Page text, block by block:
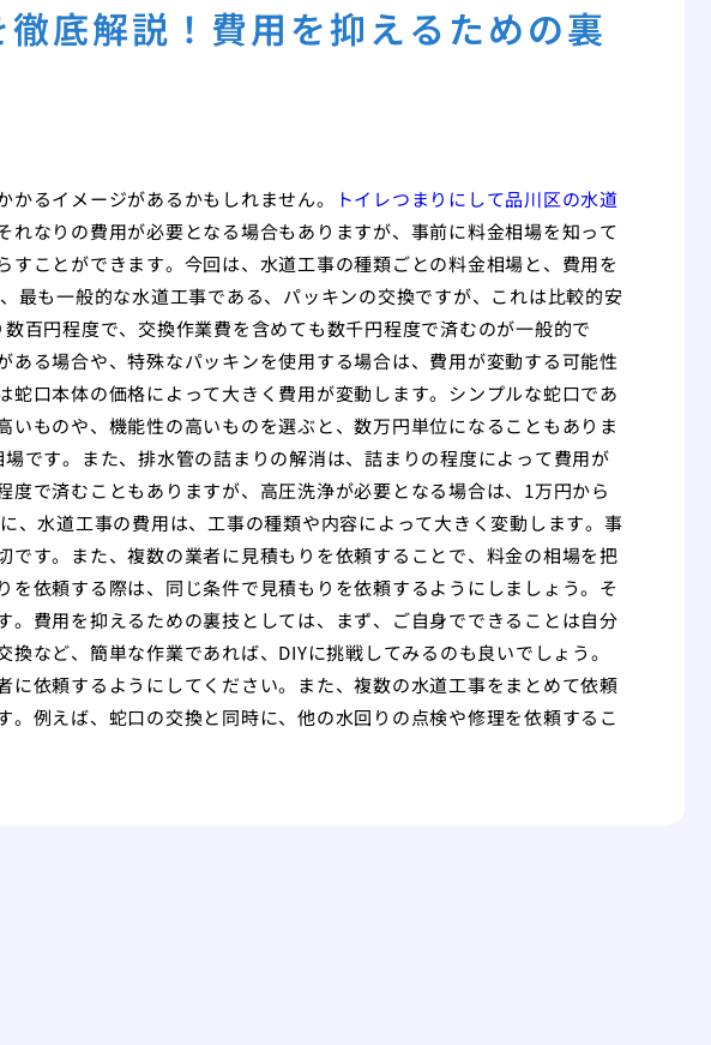
底解説！費用を抑えるための裏
るイメージがあるかもしれません。
トイレつまりにして品川区の水道
れなりの費用が必要となる場合もありますが、事前に料金相場を知って
ことができます。今回は、水道工事の種類ごとの料金相場と、費用を
最も一般的な水道工事である、パッキンの交換ですが、これは比較的安
百円程度で、交換作業費を含めても数千円程度で済むのが一般的で
ある場合や、特殊なパッキンを使用する場合は、費用が変動する可能性
蛇口本体の価格によって大きく費用が変動します。シンプルな蛇口であ
ものや、機能性の高いものを選ぶと、数万円単位になることもありま
です。また、排水管の詰まりの解消は、詰まりの程度によって費用が
で済むこともありますが、高圧洗浄が必要となる場合は、1万円から
、水道工事の費用は、工事の種類や内容によって大きく変動します。事
す。また、複数の業者に見積もりを依頼することで、料金の相場を把
依頼する際は、同じ条件で見積もりを依頼するようにしましょう。そ
。費用を抑えるための裏技としては、まず、ご自身でできることは自分
など、簡単な作業であれば、DIYに挑戦してみるのも良いでしょう。
に依頼するようにしてください。また、複数の水道工事をまとめて依頼
例えば、蛇口の交換と同時に、他の水回りの点検や修理を依頼するこ